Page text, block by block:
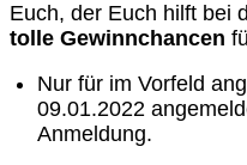
Euch, der Euch hilft bei
tolle Gewinnchancen
Nur für im Vorfeld
09.01.2022
Anmeldung.